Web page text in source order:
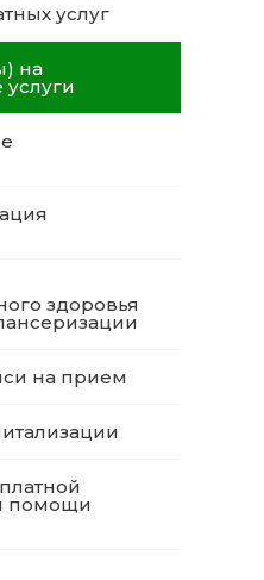
услуг
на
здоровья
на прием
помощи